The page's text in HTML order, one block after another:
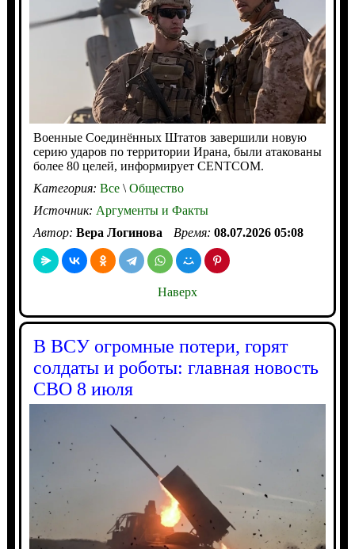
Военные Соединённых Штатов завершили новую
серию ударов по территории Ирана, были атакованы
более 80 целей, информирует CENTCOM.
Категория: Все\Общество
Источник: Аргументы и Факты
Автор: Вера Логинова Время: 08.07.2026 05:08
Наверх
В ВСУ огромные потери, горят
солдаты и роботы: главная новость
СВО 8 июля